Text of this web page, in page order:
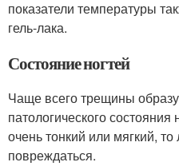
показатели температуры
гель-лака.
Состояние ногтей
Чаще всего трещины
патологического
очень тонкий или мягкий,
повреждаться.